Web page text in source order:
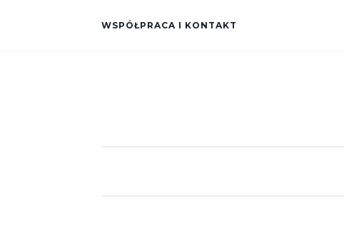
WSPÓŁPRACA I KONTAKT